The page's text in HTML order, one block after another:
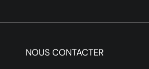
NOUS CONTACTER